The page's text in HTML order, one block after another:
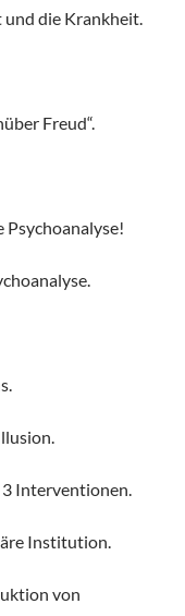
und die Krankheit.
Freud“.
Interventionen.
Institution.
von